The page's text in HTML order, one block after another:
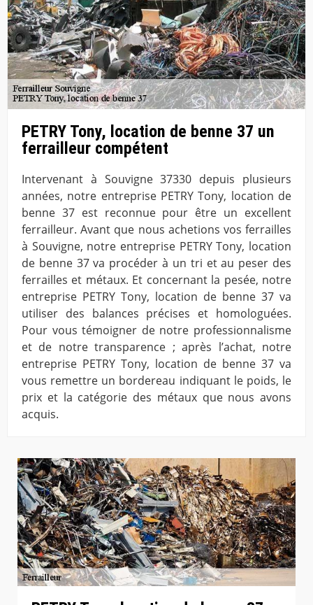
PETRY Tony, location de benne 37 un
ferrailleur compétent
Intervenant à Souvigne 37330 depuis plusieurs
années, notre entreprise PETRY Tony, location de
benne 37 est reconnue pour être un excellent
ferrailleur. Avant que nous achetions vos ferrailles
à Souvigne, notre entreprise PETRY Tony, location
de benne 37 va procéder à un tri et au peser des
ferrailles et métaux. Et concernant la pesée, notre
entreprise PETRY Tony, location de benne 37 va
utiliser des balances précises et homologuées.
Pour vous témoigner de notre professionnalisme
et de notre transparence ; après l’achat, notre
entreprise PETRY Tony, location de benne 37 va
vous remettre un bordereau indiquant le poids, le
prix et la catégorie des métaux que nous avons
acquis.